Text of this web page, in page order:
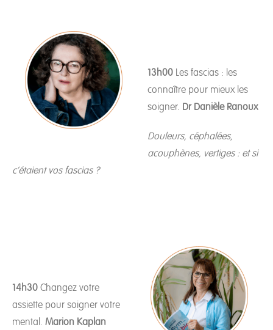
13h00 Les fascias : les
connaître pour mieux les
soigner. Dr Danièle Ranoux
Douleurs, céphalées,
acouphènes, vertiges : et si
c’étaient vos fascias ?
14h30 Changez votre
assiette pour soigner votre
mental. Marion Kaplan